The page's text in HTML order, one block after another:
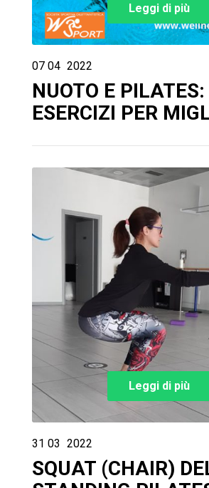
Leggi di più
07 04 2022
NUOTO E
ESERCIZI PER
Leggi di più
31 03 2022
SQUAT (CHAIR)